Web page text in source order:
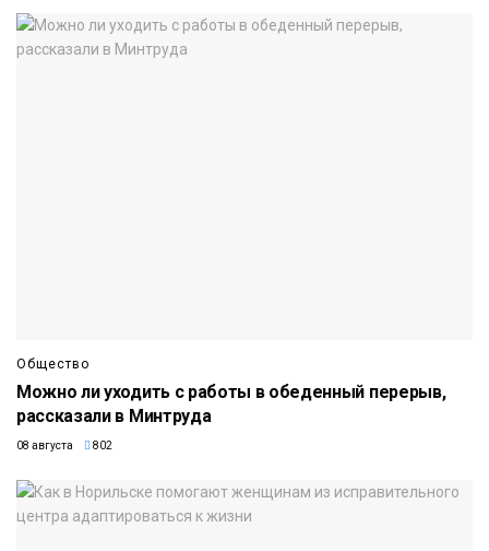
Общество
Можно ли уходить с работы в обеденный перерыв,
рассказали в Минтруда
08 августа 802